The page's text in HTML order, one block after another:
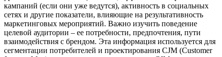
кампаний (если они уже ведутся), активность в социальных
сетях и другие показатели, влияющие на результативность
маркетинговых мероприятий. Важно изучить поведение
целевой аудитории – ее потребности, предпочтения, пути
взаимодействия с брендом. Эта информация используется для
сегментации потребителей и проектирования CJM (Customer